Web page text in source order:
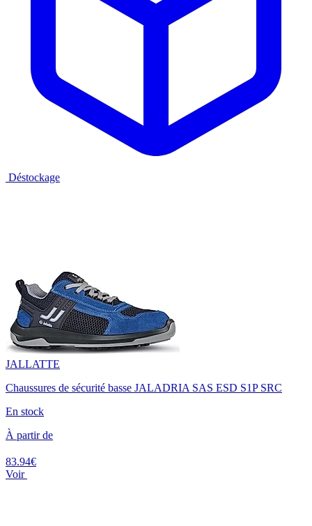
Déstockage
JALLATTE
Chaussures de sécurité basse JALADRIA SAS ESD S1P SRC
En stock
À partir de
83.94€
Voir